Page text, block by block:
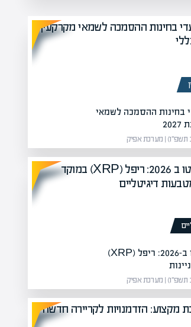
כספי
בחינות ההסמכה לשמאי
שוק הקריפטו ב-2026: ריפל (XRP)